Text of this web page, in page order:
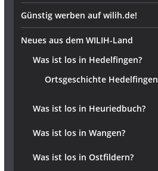
Günstig werben auf wilih.de!
Neues aus dem WILIH-Land
Was ist los in Hedelfingen?
Ortsgeschichte Hedelfingen
Was ist los in Heuriedbuch?
Was ist los in Wangen?
Was ist los in Ostfildern?